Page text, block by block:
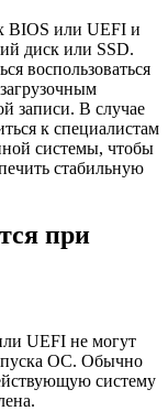
BIOS или UEFI и
диск или SSD.
воспользоваться
записи. В случае
к специалистам
системы, чтобы
стабильную
при
UEFI не могут
ОС. Обычно
систему